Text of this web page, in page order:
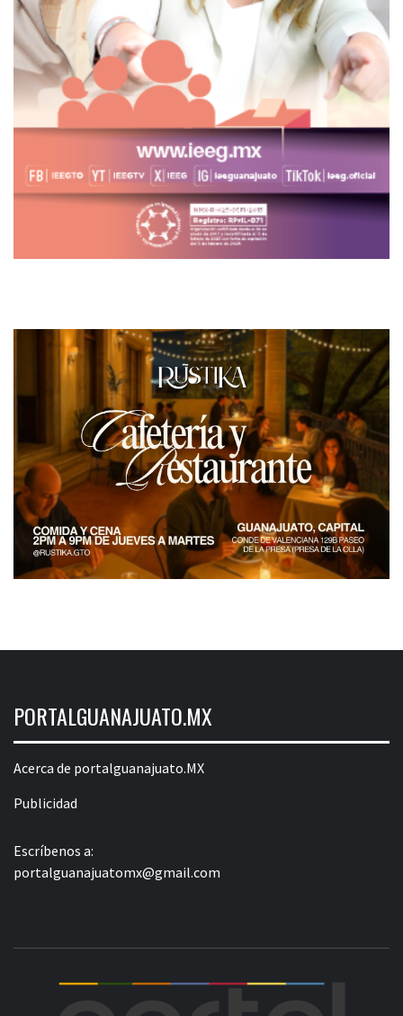
PORTALGUANAJUATO.MX
Acerca de portalguanajuato.MX
Publicidad
Escríbenos a:
portalguanajuatomx@gmail.com